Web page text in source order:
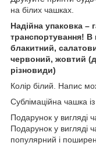
на білих чашках.
Надійна упаковка –
транспортування! В
блакитний,
червоний, жовтий
різновиди)
Колір білий. Напис
Сублімаційна чашка
Подарунок у вигляді
Подарунок у вигляді
популярний і